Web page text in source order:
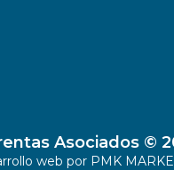
Asociados ©
web por PMK